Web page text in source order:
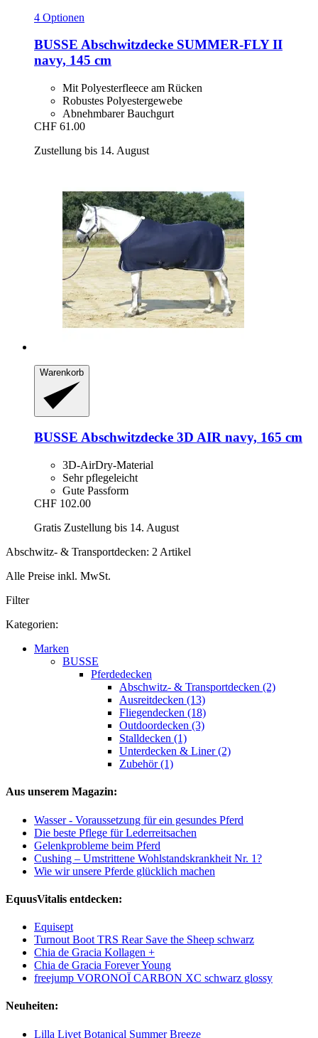
4 Optionen
BUSSE Abschwitzdecke SUMMER-​FLY II
navy, 145 cm
Mit Polyesterfleece am Rücken
Robustes Polyestergewebe
Abnehmbarer Bauchgurt
CHF 61.00
Zustellung bis 14. August
Warenkorb
BUSSE Abschwitzdecke 3D AIR navy, 165 cm
3D-AirDry-Material
Sehr pflegeleicht
Gute Passform
CHF 102.00
Gratis Zustellung bis 14. August
Abschwitz- & Transportdecken: 2 Artikel
Alle Preise inkl. MwSt.
Filter
Kategorien:
Marken
BUSSE
Pferdedecken
Abschwitz- & Transportdecken (2)
Ausreitdecken (13)
Fliegendecken (18)
Outdoordecken (3)
Stalldecken (1)
Unterdecken & Liner (2)
Zubehör (1)
Aus unserem Magazin:
Wasser - Voraussetzung für ein gesundes Pferd
Die beste Pflege für Lederreitsachen
Gelenkprobleme beim Pferd
Cushing – Umstrittene Wohlstandskrankheit Nr. 1?
Wie wir unsere Pferde glücklich machen
EquusVitalis entdecken:
Equisept
Turnout Boot TRS Rear Save the Sheep schwarz
Chia de Gracia Kollagen +
Chia de Gracia Forever Young
freejump VORONOÏ CARBON XC schwarz glossy
Neuheiten:
Lilla Livet Botanical Summer Breeze